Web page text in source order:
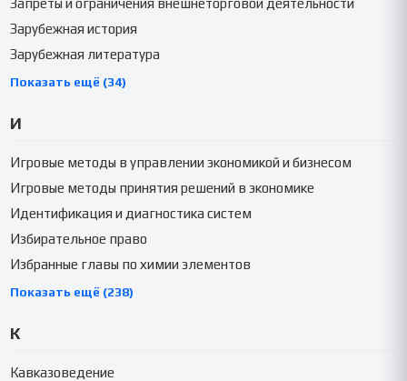
Запреты и ограничения внешнеторговой деятельности
Зарубежная история
Зарубежная литература
Показать ещё (34)
И
Игровые методы в управлении экономикой и бизнесом
Игровые методы принятия решений в экономике
Идентификация и диагностика систем
Избирательное право
Избранные главы по химии элементов
Показать ещё (238)
К
Кавказоведение